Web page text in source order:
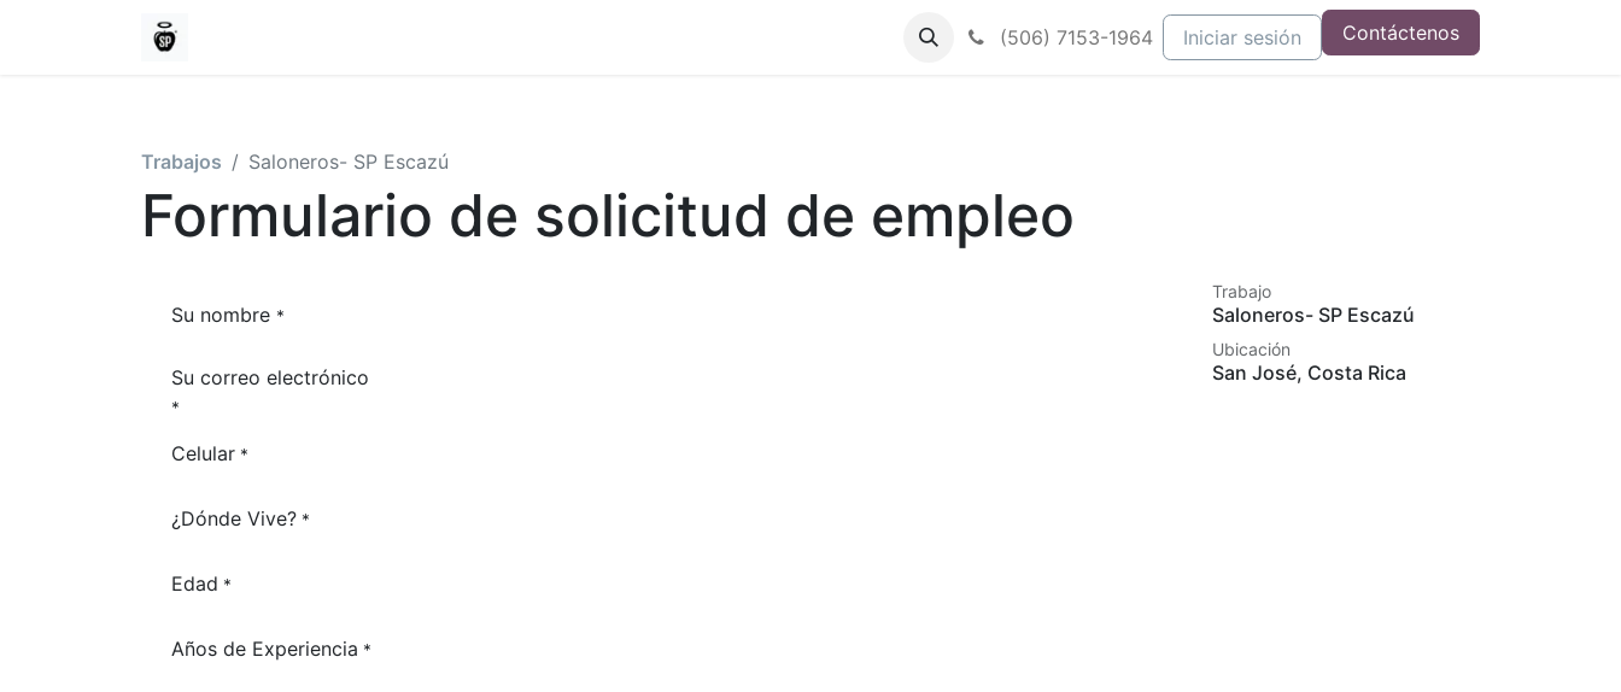
(506) 7153-1964 Iniciar sesión Contáctenos
Trabajos Saloneros- SP Escazú
Formulario de solicitud de empleo
Su nombre *
Su correo electrónico
*
Celular *
¿Dónde Vive? *
Edad *
Años de Experiencia *
Trabajo
Saloneros- SP Escazú
Ubicación
San José, Costa Rica